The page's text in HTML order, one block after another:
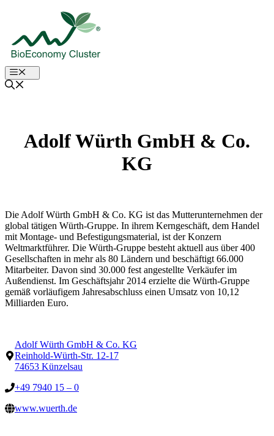
Menu
Adolf Würth GmbH & Co.
KG
Die Adolf Würth GmbH & Co. KG ist das Mutterunternehmen der
global tätigen Würth-Gruppe. In ihrem Kerngeschäft, dem Handel
mit Montage- und Befestigungsmaterial, ist der Konzern
Weltmarktführer. Die Würth-Gruppe besteht aktuell aus über 400
Gesellschaften in mehr als 80 Ländern und beschäftigt 66.000
Mitarbeiter. Davon sind 30.000 fest angestellte Verkäufer im
Außendienst. Im Geschäftsjahr 2014 erzielte die Würth-Gruppe
gemäß vorläufigem Jahresabschluss einen Umsatz von 10,12
Milliarden Euro.
Adolf Würth GmbH & Co. KG
Reinhold-Würth-Str. 12-17
74653 Künzelsau
+49 7940 15 – 0
www.wuerth.de